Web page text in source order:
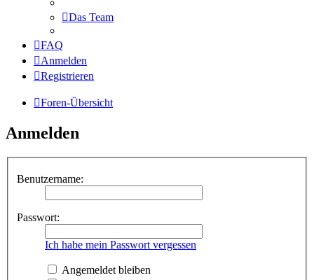
Das Team
FAQ
Anmelden
Registrieren
Foren-Übersicht
Anmelden
Benutzername:
Passwort:
Ich habe mein Passwort vergessen
Angemeldet bleiben